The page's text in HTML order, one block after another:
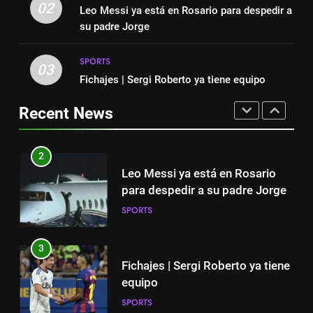
mucha tristeza; yo perdí a mi
padre y el dolor es inexplicable”
SPORTS
2
Leo Messi ya está en Rosario
para despedir a su padre Jorge
SPORTS
3
Fichajes | Sergi Roberto ya tiene
equipo
4
Victoria de Chicago Fire: así fue
el partido de Lewandowski
02
Leo Messi ya está en Rosario para despedir a
su padre Jorge
03
SPORTS
Fichajes | Sergi Roberto ya tiene equipo
Recent News
cortinas para a Copa do Mundo
SPORTS
1
“Cuando me enteré me dio
mucha tristeza; yo perdí a mi
padre y el dolor es inexplicable”
2
Leo Messi ya está en Rosario
para despedir a su padre Jorge
SPORTS
3
Fichajes | Sergi Roberto ya tiene
equipo
SPORTS